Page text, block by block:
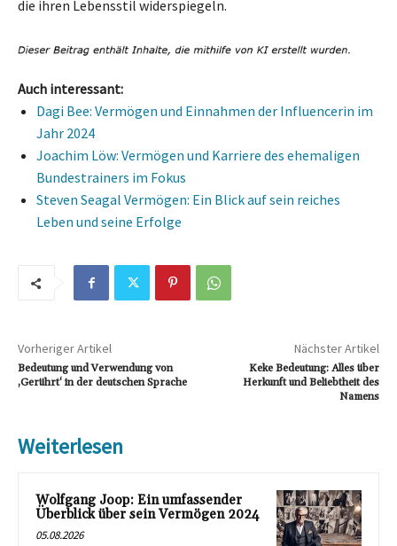
die ihren Lebensstil widerspiegeln.
Auch interessant:
Dagi Bee: Vermögen und Einnahmen der Influencerin im
Jahr 2024
Joachim Löw: Vermögen und Karriere des ehemaligen
Bundestrainers im Fokus
Steven Seagal Vermögen: Ein Blick auf sein reiches
Leben und seine Erfolge
Vorheriger Artikel
Bedeutung und Verwendung von
‚Gerührt‘ in der deutschen Sprache
Nächster Artikel
Keke Bedeutung: Alles über
Herkunft und Beliebtheit des
Namens
Weiterlesen
Wolfgang Joop: Ein umfassender
Überblick über sein Vermögen 2024
05.08.2026